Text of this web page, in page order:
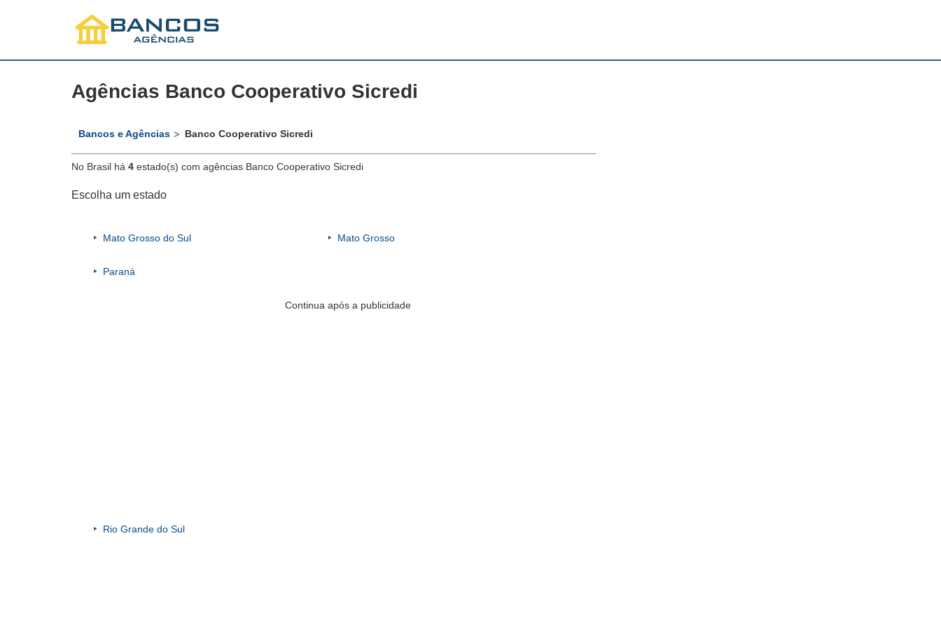
Agências Banco Cooperativo Sicredi
Bancos e Agências Banco Cooperativo Sicredi
No Brasil há 4 estado(s) com agências Banco Cooperativo Sicredi
Escolha um estado
Mato Grosso do Sul Mato Grosso
Paraná
Continua após a publicidade
Rio Grande do Sul